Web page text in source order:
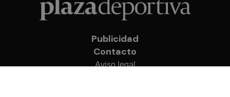
Publicidad
Contacto
Aviso legal